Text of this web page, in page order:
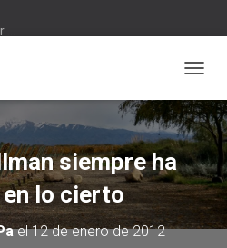
A
M
B
I
A
R
siempre ha
lo cierto
el12 de enero de 2012